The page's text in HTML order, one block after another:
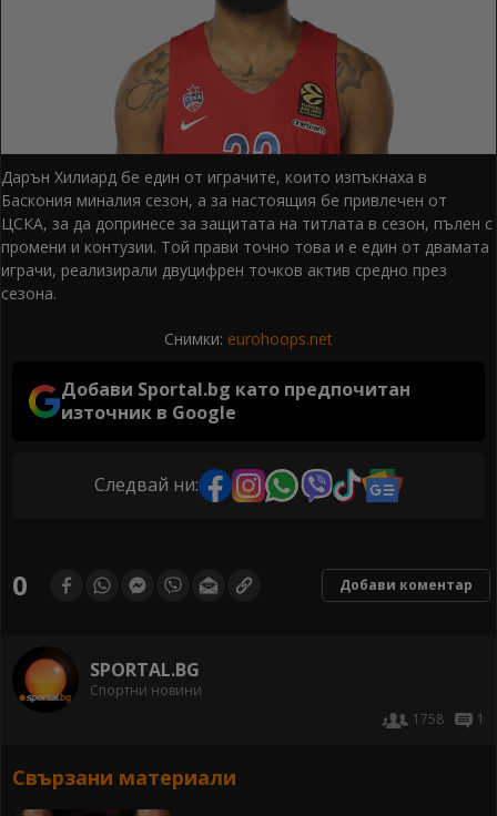
Дарън Хилиард бе един от играчите, които изпъкнаха в
Баскония миналия сезон, а за настоящия бе привлечен от
ЦСКА, за да допринесе за защитата на титлата в сезон, пълен с
промени и контузии. Той прави точно това и е един от двамата
играчи, реализирали двуцифрен точков актив средно през
сезона.
Снимки: eurohoops.net
Добави Sportal.bg като предпочитан
източник в Google
Следвай ни:
0 Добави коментар
SPORTAL.BG
Спортни новини
1758
1
Свързани материали